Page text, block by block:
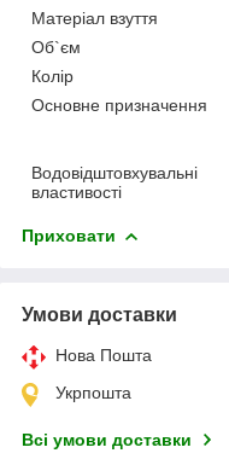
Матеріал взуття
Об`єм
Колір
Основне призначення
Водовідштовхувальні
властивості
Приховати
Умови доставки
Нова Пошта
Укрпошта
Всі умови доставки